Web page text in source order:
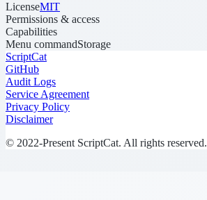
LicenseMIT
Permissions & access
Capabilities
Menu commandStorage
ScriptCat
GitHub
Audit Logs
Service Agreement
Privacy Policy
Disclaimer
© 2022-Present ScriptCat. All rights reserved.